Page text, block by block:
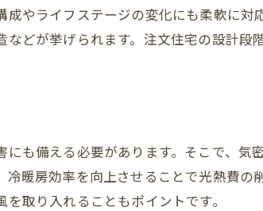
宅に必要な収納と可変性の考え方
県の自然災害を考慮した注文住宅設計
を高める注文住宅の構造と素材選び
宅で実現する地震・台風対策の工夫
やライフステージの変化にも柔軟に対
どが挙げられます。注文住宅の設計段
も備える必要があります。そこで、気
暖房効率を向上させることで光熱費の
取り入れることもポイントです。